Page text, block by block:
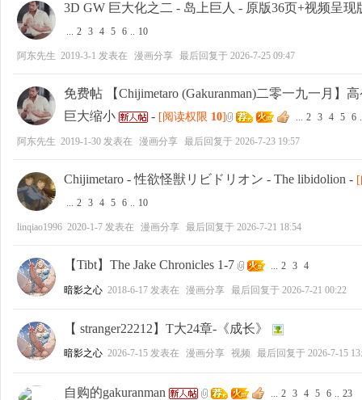
3D GW 巨大化之二 - 岛上巨人 - 原版36页+视频呈现
... 2 3 4 5 6 .. 10
阿东先生 2019-3-1 发表在 漫画分享 最后回复于 2026-7-25 09:47
免费帖 【Chijimetaro (Gakuranman)二零一九一月】
巨大缩小
- [阅读权限 10] ... 2 3 4 5 6
阿东先生 2019-1-30 发表在 漫画分享 最后回复于 2026-7-23 19:57
Chijimetaro - 性欲怪獣リビドリオン - The libidolion -
... 2 3 4 5 6 .. 10
linqiao1996 2020-1-7 发表在 漫画分享 最后回复于 2026-7-21 18:54
【Tibt】The Jake Chronicles 1-7 ... 2 3 4
暗影之心 2018-6-17 发表在 漫画分享 最后回复于 2026-7-21 00:22
【 stranger22212】T大24章-《成长》
暗影之心 2026-7-15 发表在 漫画分享 视频 最后回复于 2026-7-15
自购的gakuranman ... 2 3 4 5 6 .. 23